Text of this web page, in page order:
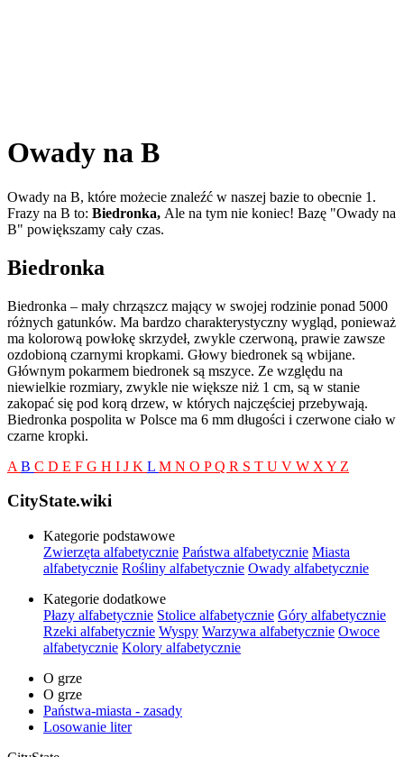
Owady na B
Owady na B, które możecie znaleźć w naszej bazie to obecnie 1.
Frazy na B to: Biedronka, Ale na tym nie koniec! Bazę "Owady na
B" powiększamy cały czas.
Biedronka
Biedronka – mały chrząszcz mający w swojej rodzinie ponad 5000
różnych gatunków. Ma bardzo charakterystyczny wygląd, ponieważ
ma kolorową powłokę skrzydeł, zwykle czerwoną, prawie zawsze
ozdobioną czarnymi kropkami. Głowy biedronek są wbijane.
Głównym pokarmem biedronek są mszyce. Ze względu na
niewielkie rozmiary, zwykle nie większe niż 1 cm, są w stanie
zakopać się pod korą drzew, w których najczęściej przebywają.
Biedronka pospolita w Polsce ma 6 mm długości i czerwone ciało w
czarne kropki.
A B C D E F G H I J K L M N O PQ R S T U V W X Y Z
CityState.wiki
Kategorie podstawowe
Zwierzęta alfabetycznie Państwa alfabetycznie Miasta
alfabetycznie Rośliny alfabetycznie Owady alfabetycznie
Kategorie dodatkowe
Płazy alfabetycznie Stolice alfabetycznie Góry alfabetycznie
Rzeki alfabetycznie Wyspy Warzywa alfabetycznie Owoce
alfabetycznie Kolory alfabetycznie
O grze
O grze
Państwa-miasta - zasady
Losowanie liter